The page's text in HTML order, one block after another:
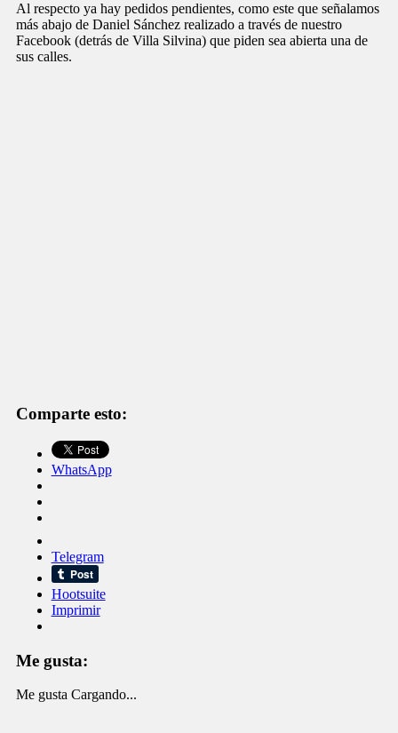
Al respecto ya hay pedidos pendientes, como este que señalamos
más abajo de Daniel Sánchez realizado a través de nuestro
Facebook (detrás de Villa Silvina) que piden sea abierta una de
sus calles.
Comparte esto:
WhatsApp
Telegram
Hootsuite
Imprimir
Me gusta:
Me gusta Cargando...